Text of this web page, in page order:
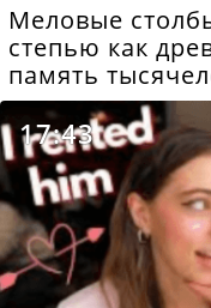
Меловые
степью как
память
17:43